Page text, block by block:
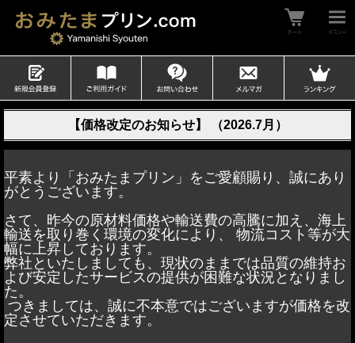
【価格改定のお知らせ】 （2026.7月）
平素より「おみたまプリン」をご愛顧賜り、誠にあり
がとうございます。
さて、昨今の原材料価格や輸送費の高騰に加え、海上
輸送を取り巻く環境の変化により、 物流コスト等が大
幅に上昇しております。
弊社といたしましても、現状のままでは品質の維持お
よび安定したサービスの提供が困難な状況となりまし
た。
つきましては、誠に不本意ではございますが価格を改
定させていただきます。